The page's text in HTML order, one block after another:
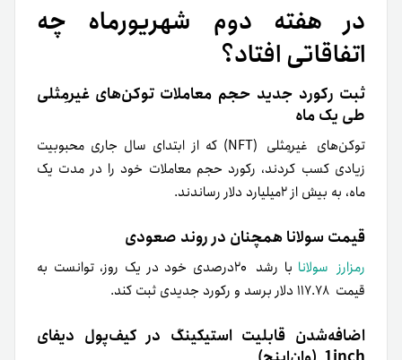
در هفته دوم شهریور‌ماه چه
اتفاقاتی افتاد؟
ثبت رکورد جدید حجم معاملات توکن‌های غیرمِثلی
طی یک ماه
توکن‌های غیرمِثلی (NFT) که از ابتدای سال جاری محبوبیت
زیادی کسب کردند، رکورد حجم معاملات خود را در مدت یک
ماه، به بیش از ۲میلیارد دلار رساندند
.
قیمت سولانا همچنان در روند صعودی
رمزارز سولانا
با رشد ۲۰درصدی خود در یک روز، توانست به
قیمت ۱۱۷.۷۸ دلار برسد و رکورد جدیدی ثبت کند
.
اضافه‌شدن قابلیت استیکینگ‌ در کیف‌‌پول دیفای